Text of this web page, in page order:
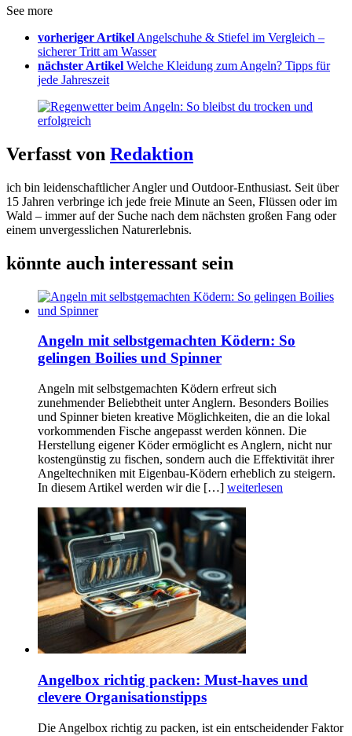
See more
vorheriger Artikel Angelschuhe & Stiefel im Vergleich –
sicherer Tritt am Wasser
nächster Artikel Welche Kleidung zum Angeln? Tipps für
jede Jahreszeit
Verfasst von Redaktion
ich bin leidenschaftlicher Angler und Outdoor-Enthusiast. Seit über
15 Jahren verbringe ich jede freie Minute an Seen, Flüssen oder im
Wald – immer auf der Suche nach dem nächsten großen Fang oder
einem unvergesslichen Naturerlebnis.
könnte auch interessant sein
Angeln mit selbstgemachten Ködern: So
gelingen Boilies und Spinner
Angeln mit selbstgemachten Ködern erfreut sich
zunehmender Beliebtheit unter Anglern. Besonders Boilies
und Spinner bieten kreative Möglichkeiten, die an die lokal
vorkommenden Fische angepasst werden können. Die
Herstellung eigener Köder ermöglicht es Anglern, nicht nur
kostengünstig zu fischen, sondern auch die Effektivität ihrer
Angeltechniken mit Eigenbau-Ködern erheblich zu steigern.
In diesem Artikel werden wir die […] weiterlesen
Angelbox richtig packen: Must-haves und
clevere Organisationstipps
Die Angelbox richtig zu packen, ist ein entscheidender Faktor